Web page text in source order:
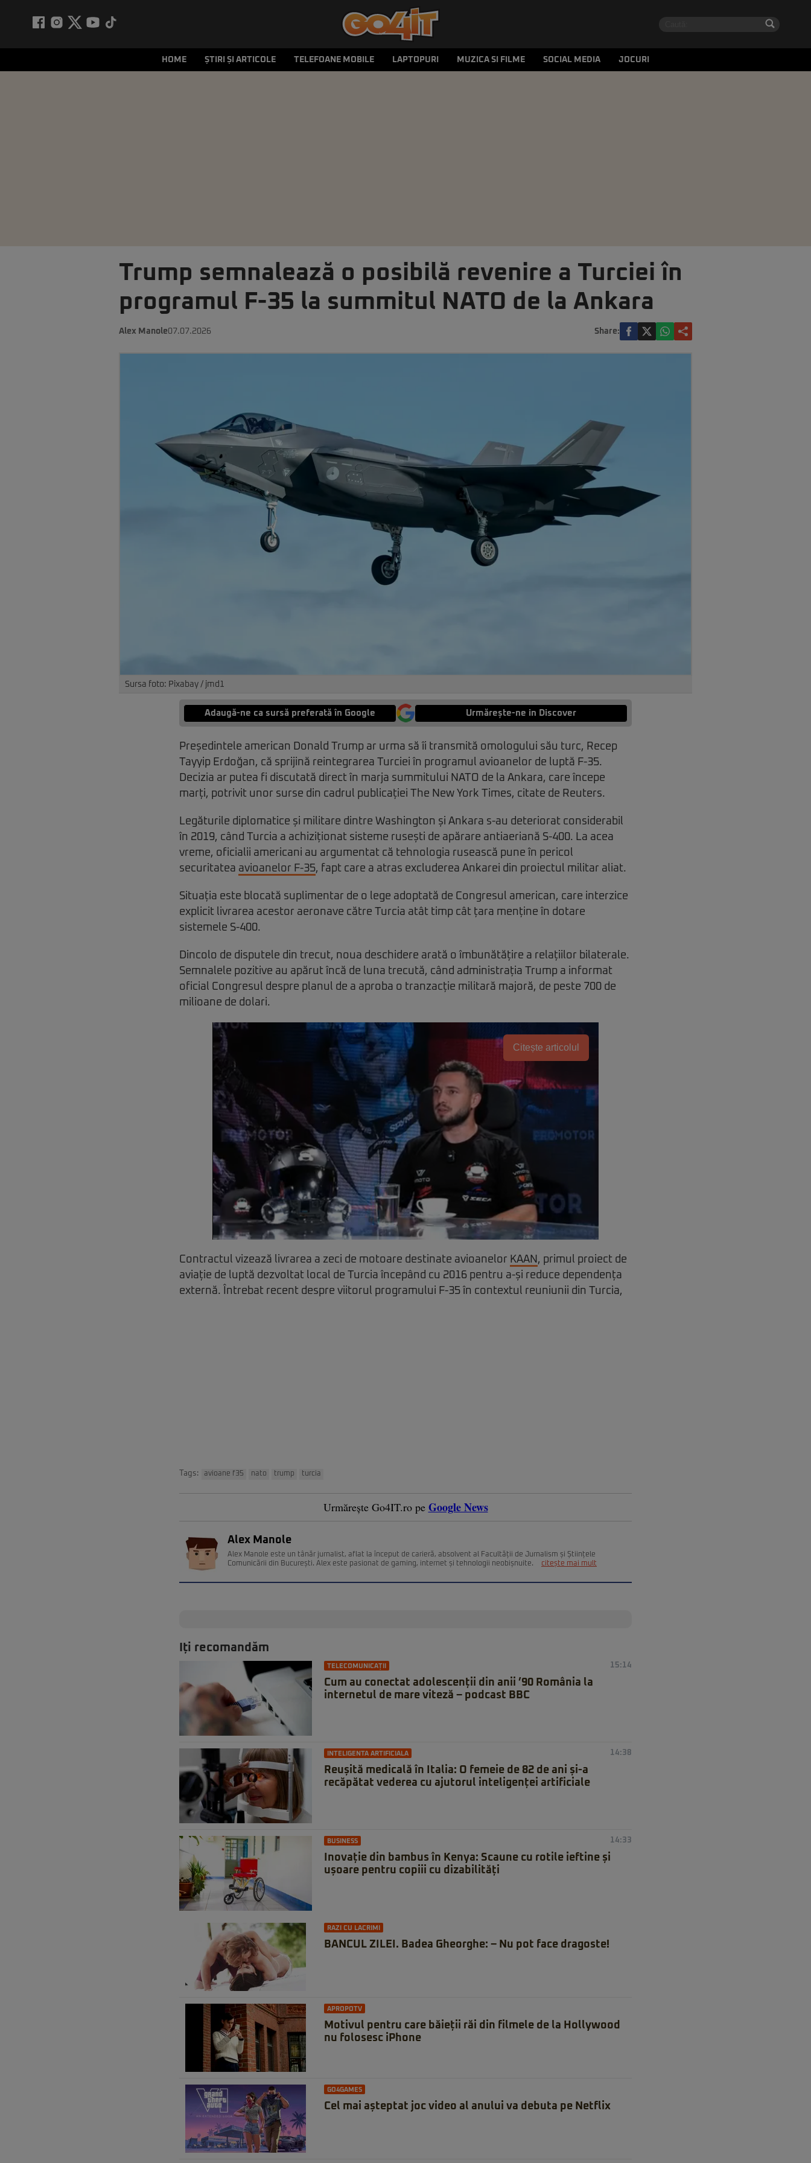
HOME ȘTIRI ȘI ARTICOLE TELEFOANE MOBILE LAPTOPURI MUZICA SI FILME SOCIAL MEDIA JOCURI
Trump semnalează o posibilă revenire a Turciei în
programul F-35 la summitul NATO de la Ankara
Alex Manole07.07.2026 Share:
Sursa foto: Pixabay / jmd1
Adaugă-ne ca sursă preferată în Google Urmărește-ne in Discover
Președintele american Donald Trump ar urma să îi transmită omologului său turc, Recep
Tayyip Erdoğan, că sprijină reintegrarea Turciei în programul avioanelor de luptă F-35.
Decizia ar putea fi discutată direct în marja summitului NATO de la Ankara, care începe
marți, potrivit unor surse din cadrul publicației The New York Times, citate de Reuters.
Legăturile diplomatice și militare dintre Washington și Ankara s-au deteriorat considerabil
în 2019, când Turcia a achiziționat sisteme rusești de apărare antiaeriană S-400. La acea
vreme, oficialii americani au argumentat că tehnologia rusească pune în pericol
securitatea avioanelor F-35, fapt care a atras excluderea Ankarei din proiectul militar aliat.
Situația este blocată suplimentar de o lege adoptată de Congresul american, care interzice
explicit livrarea acestor aeronave către Turcia atât timp cât țara menține în dotare
sistemele S-400.
Dincolo de disputele din trecut, noua deschidere arată o îmbunătățire a relațiilor bilaterale.
Semnalele pozitive au apărut încă de luna trecută, când administrația Trump a informat
oficial Congresul despre planul de a aproba o tranzacție militară majoră, de peste 700 de
milioane de dolari.
Citește articolul
Contractul vizează livrarea a zeci de motoare destinate avioanelor KAAN , primul proiect de
aviație de luptă dezvoltat local de Turcia începând cu 2016 pentru a-și reduce dependența
externă. Întrebat recent despre viitorul programului F-35 în contextul reuniunii din Turcia,
Tags: avioane f35 nato trump turcia
Urmărește Go4IT.ro pe Google News
Alex Manole
Alex Manole este un tânăr jurnalist, aflat la început de carieră, absolvent al Facultății de Jurnalism și Științele
Comunicării din București. Alex este pasionat de gaming, internet și tehnologii neobișnuite.
citește mai mult
Iți recomandăm
TELECOMUNICAȚII 15:14
Cum au conectat adolescenții din anii ’90 România la
internetul de mare viteză – podcast BBC
INTELIGENTA ARTIFICIALA 14:38
Reușită medicală în Italia: O femeie de 82 de ani și-a
recăpătat vederea cu ajutorul inteligenței artificiale
BUSINESS 14:33
Inovație din bambus în Kenya: Scaune cu rotile ieftine și
ușoare pentru copiii cu dizabilități
RAZI CU LACRIMI
BANCUL ZILEI. Badea Gheorghe: – Nu pot face dragoste!
APROPOTV
Motivul pentru care băieții răi din filmele de la Hollywood
nu folosesc iPhone
GO4GAMES
Cel mai așteptat joc video al anului va debuta pe Netflix